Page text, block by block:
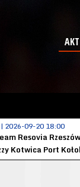
| 2026-09-20 18:00
Resovia Rzeszów